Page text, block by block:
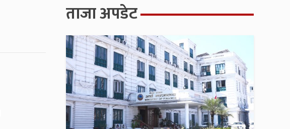
ताजा अपडेट